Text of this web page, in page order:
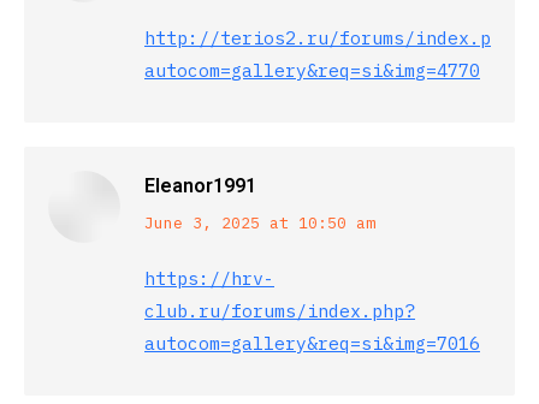
http://terios2.ru/forums/index.php?
autocom=gallery&req=si&img=4770
Eleanor1991
says:
June 3, 2025 at 10:50 am
https://hrv-
club.ru/forums/index.php?
autocom=gallery&req=si&img=7016